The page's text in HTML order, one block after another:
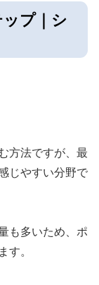
プ｜シ
方法ですが、最
じやすい分野で
も多いため、ポ
す。